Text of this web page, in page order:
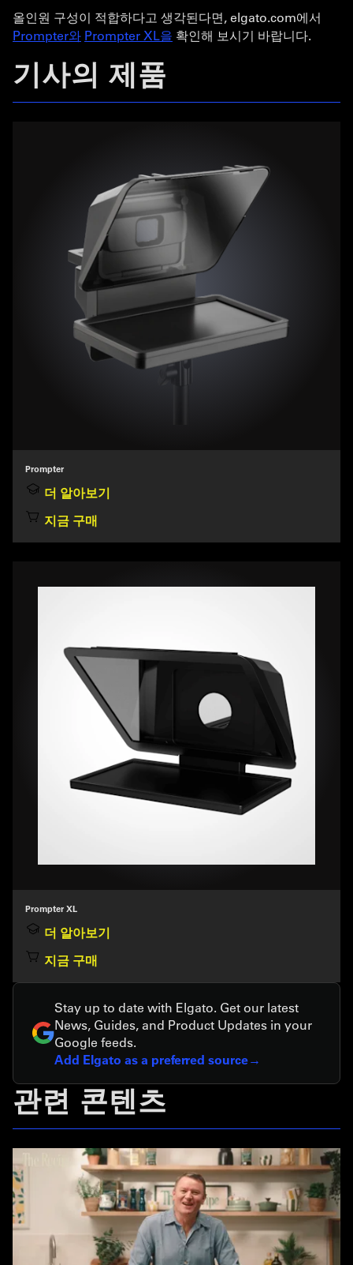
올인원 구성이 적합하다고 생각된다면, elgato.com에서
Prompter와 Prompter XL을 확인해 보시기 바랍니다.
기사의 제품
Prompter
더 알아보기
지금 구매
Prompter XL
더 알아보기
지금 구매
Stay up to date with Elgato. Get our latest
News, Guides, and Product Updates in your
Google feeds.
Add Elgato as a preferred source
관련 콘텐츠